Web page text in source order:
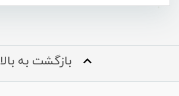
بازگشت به بالا